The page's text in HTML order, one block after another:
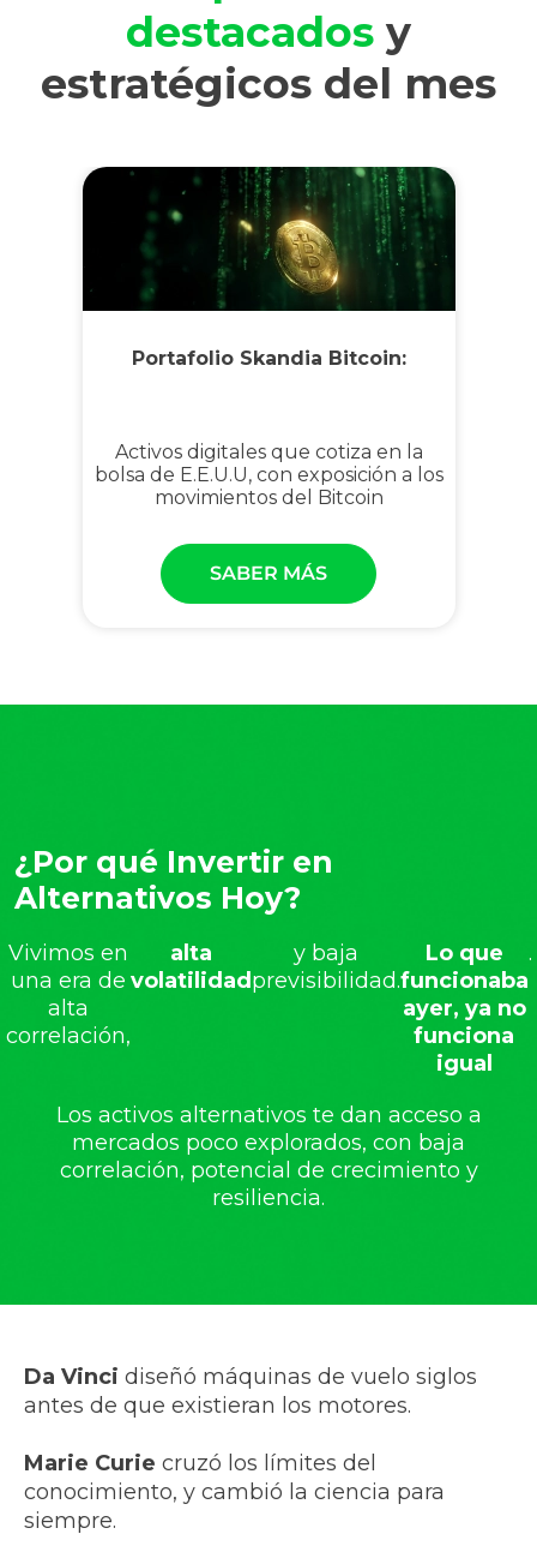
destacados y
estratégicos del mes
Portafolio Skandia Bitcoin:
Activos digitales que cotiza en la
bolsa de E.E.U.U, con exposición a los
movimientos del Bitcoin
SABER MÁS
¿Por qué Invertir en
Alternativos Hoy?
Vivimos en
una era de
alta
correlación,
alta
volatilidad
y baja
previsibilidad.
Lo que
funcionaba
ayer, ya no
funciona
igual
.
Los activos alternativos te dan acceso a
mercados poco explorados, con baja
correlación, potencial de crecimiento y
resiliencia.
Da Vinci diseñó máquinas de vuelo siglos
antes de que existieran los motores.
Marie Curie cruzó los límites del
conocimiento, y cambió la ciencia para
siempre.